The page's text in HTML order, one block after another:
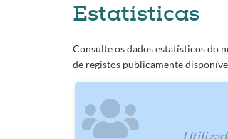
Estatísticas
Consulte os dados estatísticos do
de registos publicamente